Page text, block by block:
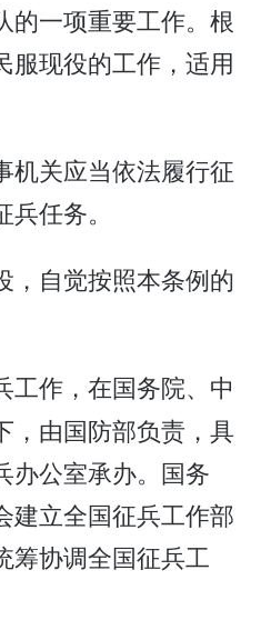
的一项重要工作。根
服现役的工作，适用
机关应当依法履行征
任务。
，自觉按照本条例的
作，在国务院、中
，由国防部负责，具
办公室承办。国务
建立全国征兵工作部
筹协调全国征兵工